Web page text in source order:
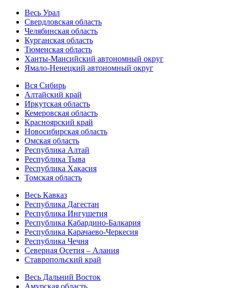
Весь Урал
Свердловская область
Челябинская область
Курганская область
Тюменская область
Ханты-Мансийский автономный округ
Ямало-Ненецкий автономный округ
Вся Сибирь
Алтайский край
Иркутская область
Кемеровская область
Красноярский край
Новосибирская область
Омская область
Республика Алтай
Республика Тыва
Республика Хакасия
Томская область
Весь Кавказ
Республика Дагестан
Республика Ингушетия
Республика Кабардино-Балкария
Республика Карачаево-Черкесия
Республика Чечня
Северная Осетия – Алания
Ставропольский край
Весь Дальний Восток
Амурская область